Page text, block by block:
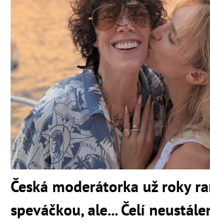
Česká moderátorka už roky
speváčkou, ale... Čelí